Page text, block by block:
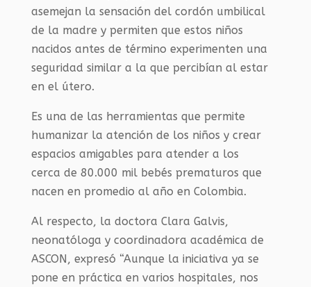
asemejan la sensación del cordón umbilical
de la madre y permiten que estos niños
nacidos antes de término experimenten una
seguridad similar a la que percibían al estar
en el útero.
Es una de las herramientas que permite
humanizar la atención de los niños y crear
espacios amigables para atender a los
cerca de 80.000 mil bebés prematuros que
nacen en promedio al año en Colombia.
Al respecto, la doctora Clara Galvis,
neonatóloga y coordinadora académica de
ASCON, expresó “Aunque la iniciativa ya se
pone en práctica en varios hospitales, nos